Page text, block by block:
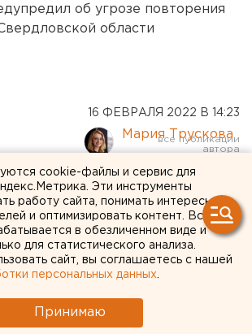
об угрозе повторения
области
16 ФЕВРАЛЯ 2022 В 14:23
Мария Трускова
как МТС Live
музыкальной
cookie-файлы и сервис для
Эти инструменты
работу сайта, понимать интересы
и оптимизировать контент. Вся
в обезличенном виде и
для статистического анализа.
сайт, вы соглашаетесь с нашей
персональных данных
Принимаю